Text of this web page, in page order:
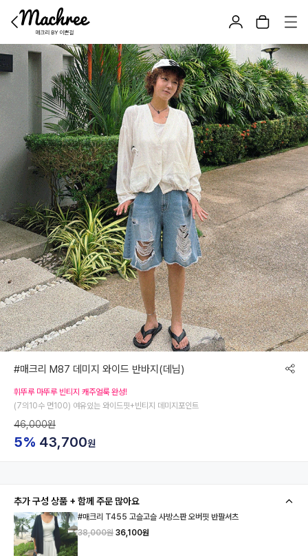
#매크리 M87 데미지 와이드 반바지(데님)
휘뚜루 마뚜루 빈티지 캐주얼룩 완성!
(7의10수 면100) 여유있는 와이드핏+빈티지 데미지포인트
46,000원
5% 43,700원
추가 구성 상품 + 함께 주문 많아요
#매크리 T455 고슬고슬 사방스판 오버핏 반팔셔츠
38,000원 36,100원